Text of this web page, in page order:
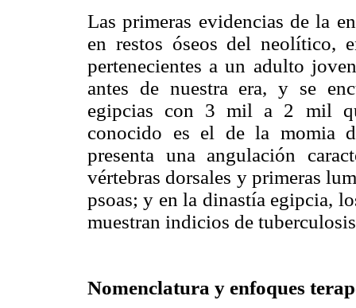
Las primeras evidencias de la
en restos óseos del neolítico,
pertenecientes a un adulto
antes de nuestra era, y se
egipcias con 3 mil a 2 mil
conocido es el de la momia
presenta una angulación
vértebras dorsales y primeras
psoas; y en la dinastía egipcia,
muestran indicios de
Nomenclatura y enfoques